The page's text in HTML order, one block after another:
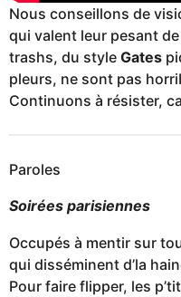
Nous conseillons de
qui valent leur pesant
trashs, du style Gates
pleurs, ne sont pas
Continuons à résister,
Paroles
Soirées parisiennes
Occupés à mentir sur
qui disséminent d’la
Pour faire flipper, les